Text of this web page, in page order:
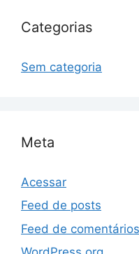
Categorias
Sem categoria
Meta
Acessar
Feed de posts
Feed de comentários